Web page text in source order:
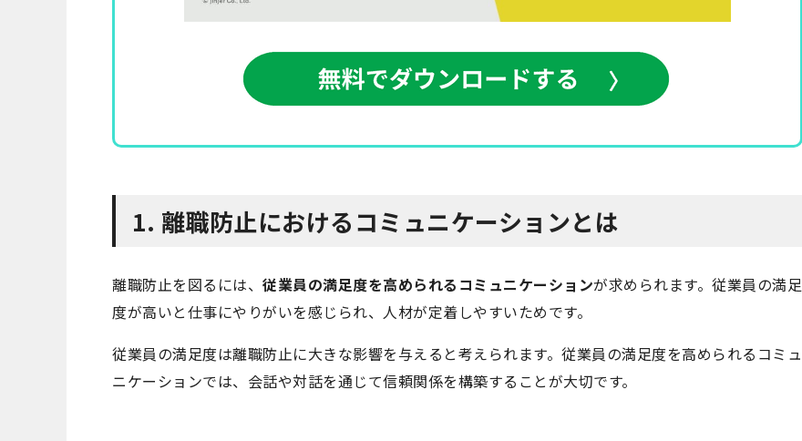
1. 離職防止におけるコミュニケーションとは
離職防止を図るには、 従業員の満足度を高められるコミュニケーションが求められます。従業員の満足
度が高いと仕事にやりがいを感じられ、人材が定着しやすいためです。
従業員の満足度は離職防止に大きな影響を与えると考えられます。従業員の満足度を高められるコミュ
ニケーションでは、会話や対話を通じて信頼関係を構築することが大切です。